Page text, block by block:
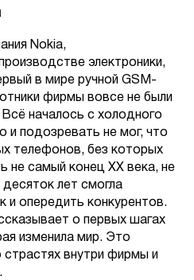
Nokia,
электроники,
в мире ручной GSM-
фирмы вовсе не были
началось с холодного
и подозревать не мог, что
телефонов, без которых
не самый конец XX века, не
десяток лет смогла
и опередить конкурентов.
о первых шагах
изменила мир. Это
внутри фирмы и